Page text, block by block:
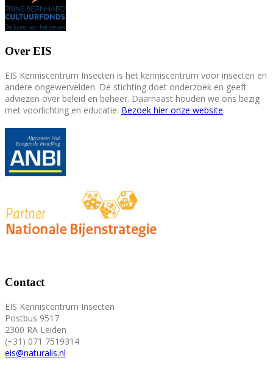
Over EIS
EIS Kenniscentrum Insecten is het kenniscentrum voor insecten en
andere ongewervelden. De stichting doet onderzoek en geeft
adviezen over beleid en beheer. Daarnaast houden we ons bezig
met voorlichting en educatie. Bezoek hier onze website.
Contact
EIS Kenniscentrum Insecten
Postbus 9517
2300 RA Leiden
(+31) 071 7519314
eis@naturalis.nl